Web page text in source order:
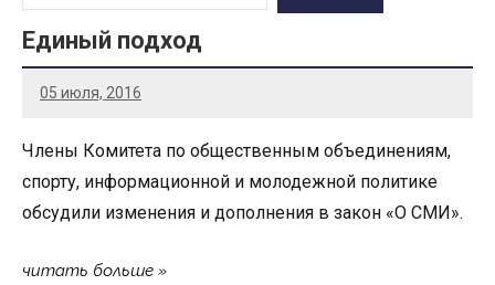
Единый подход
05 июля, 2016
Члены Комитета по общественным объединениям,
спорту, информационной и молодежной политике
обсудили изменения и дополнения в закон «О СМИ».
читать больше